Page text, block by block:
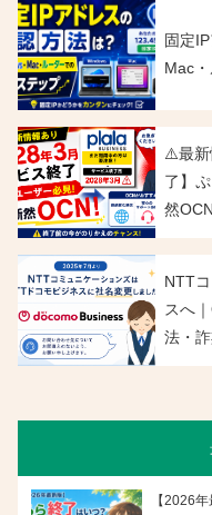
固定
Mac
⚠️最新
了】
然
NTT
スへ
法・
【2026